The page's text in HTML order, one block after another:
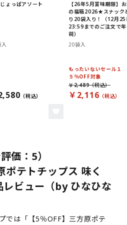
ょっぱアソート
【26年5月賞味期限】
の福箱2026★スナック
り20袋入り！（12月25
23:59までのご注文で
荷）
20袋入
もったいないセール１
５％OFF対象
￥2,116
￥2,489
価：5）
ポテトチップス 味く
レビュー（by ひなひな
では「【5％OFF】三方原ポテ